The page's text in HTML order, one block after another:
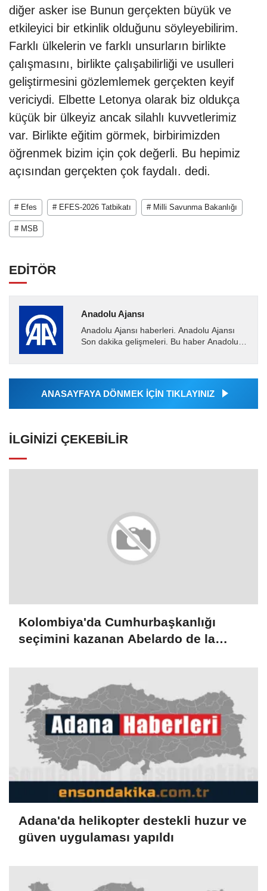
diğer asker ise Bunun gerçekten büyük ve
etkileyici bir etkinlik olduğunu söyleyebilirim.
Farklı ülkelerin ve farklı unsurların birlikte
çalışmasını, birlikte çalışabilirliği ve usulleri
geliştirmesini gözlemlemek gerçekten keyif
vericiydi. Elbette Letonya olarak biz oldukça
küçük bir ülkeyiz ancak silahlı kuvvetlerimiz
var. Birlikte eğitim görmek, birbirimizden
öğrenmek bizim için çok değerli. Bu hepimiz
açısından gerçekten çok faydalı. dedi.
# Efes # EFES-2026 Tatbikatı # Milli Savunma Bakanlığı
# MSB
EDİTÖR
Anadolu Ajansı
Anadolu Ajansı haberleri. Anadolu Ajansı
Son dakika gelişmeleri. Bu haber Anadolu
Ajansı tarafından...
ANASAYFAYA DÖNMEK İÇİN TIKLAYINIZ
İLGINIZI ÇEKEBILIR
Kolombiya'da Cumhurbaşkanlığı
seçimini kazanan Abelardo de la
Adana'da helikopter destekli huzur ve
güven uygulaması yapıldı